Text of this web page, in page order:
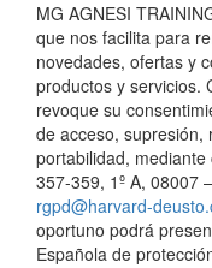
MG AGNESI
que nos facilita para
novedades, ofertas y
productos y servicios.
revoque su
de acceso, supresión,
portabilidad, mediante
357-359, 1º A, 08007
rgpd@harvard-
oportuno podrá
Española de